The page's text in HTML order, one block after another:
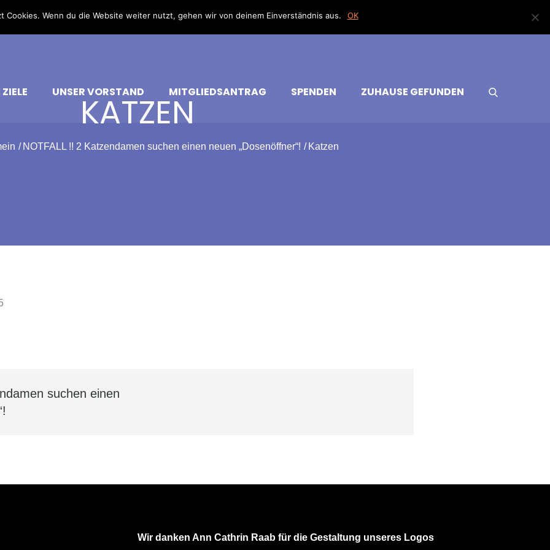
UNSER VORSTAND MITGLIEDSANTRAG SPENDEN ZUHAUSE GEFUNDEN
KATZEN
NOTFALL !! 2 Katzendamen suchen einen neuen „Dosenöffner“! Katzen
suchen einen
Wir danken Ann Cathrin Raab für die Gestaltung unseres Logos
Cookies. Wenn du die Website weiter nutzt, gehen wir von deinem Einverständnis aus. OK